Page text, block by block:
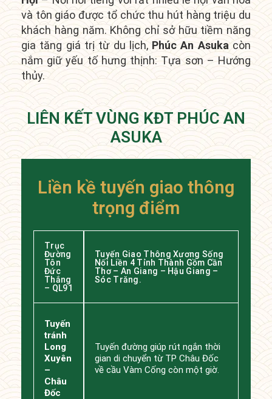
và tôn giáo được tổ chức thu hút hàng triệu du
khách hàng năm.Không chỉ sở hữu tiềm năng
gia tăng giá trị từ du lịch,Phúc An Asukacòn
nắm giữ yếu tố hưng thịnh: Tựa sơn – Hướng
thủy.
LIÊN KẾT VÙNG KĐT PHÚC AN
ASUKA
Liền kề tuyến giao thông
trọng điểm
Trục
Đường
Tôn
Đức
Thắng
– QL91
Tuyến Giao Thông Xương Sống
Nối Liền 4 Tỉnh Thành Gồm Cần
Thơ – An Giang – Hậu Giang –
Sóc Trăng.
Tuyến
tránh
Long
Xuyên
–
Châu
Đốc
Tuyến đường giúp rút ngắn thời
gian di chuyển từ TP Châu Đốc
về cầu Vàm Cống còn một giờ.